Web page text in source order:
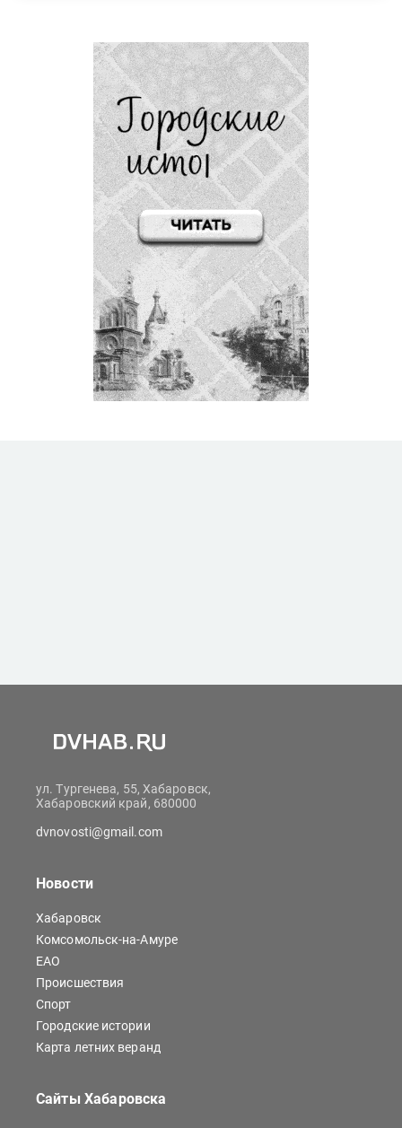
ул. Тургенева, 55, Хабаровск,
Хабаровский край, 680000
dvnovosti@gmail.com
Новости
Хабаровск
Комсомольск-на-Амуре
ЕАО
Происшествия
Спорт
Городские истории
Карта летних веранд
Сайты Хабаровска